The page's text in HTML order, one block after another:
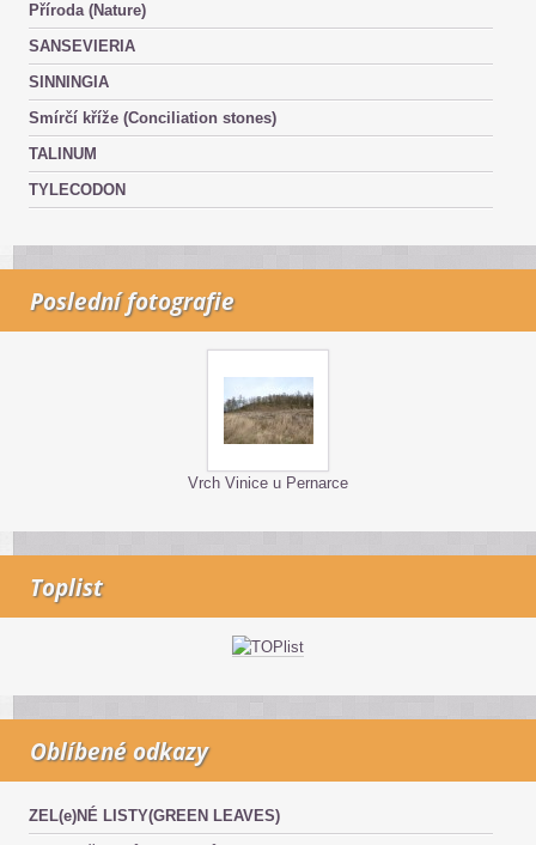
Příroda (Nature)
SANSEVIERIA
SINNINGIA
Smírčí kříže (Conciliation stones)
TALINUM
TYLECODON
Poslední fotografie
Vrch Vinice u Pernarce
Toplist
Oblíbené odkazy
ZEL(e)NÉ LISTY(GREEN LEAVES)